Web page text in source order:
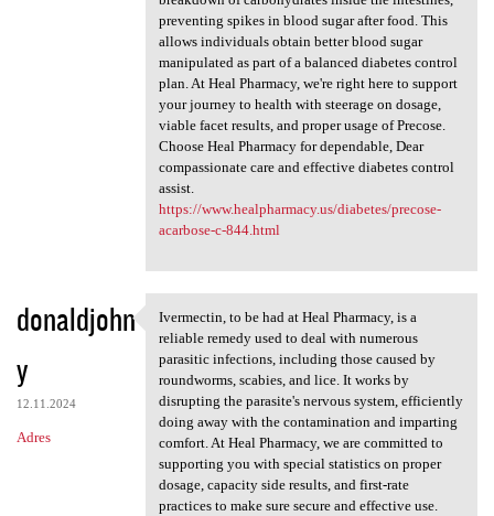
preventing spikes in blood sugar after food. This
allows individuals obtain better blood sugar
manipulated as part of a balanced diabetes control
plan. At Heal Pharmacy, we're right here to support
your journey to health with steerage on dosage,
viable facet results, and proper usage of Precose.
Choose Heal Pharmacy for dependable, Dear
compassionate care and effective diabetes control
assist.
https://www.healpharmacy.us/diabetes/precose-
acarbose-c-844.html
donaldjohn
y
12.11.2024
Adres
Ivermectin, to be had at Heal
Ivermectin, to be had at Heal Pharmacy, is a
reliable remedy used to deal with numerous
parasitic infections, including those caused by
roundworms, scabies, and lice. It works by
disrupting the parasite's nervous system, efficiently
doing away with the contamination and imparting
comfort. At Heal Pharmacy, we are committed to
supporting you with special statistics on proper
dosage, capacity side results, and first-rate
practices to make sure secure and effective use.